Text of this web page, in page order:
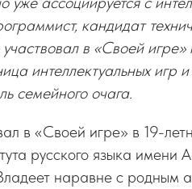
кандидат
в «Своей
интеллектуальных игр
семейного очага.
в «Своей игре» в 19-
русского языка
наравне с родным